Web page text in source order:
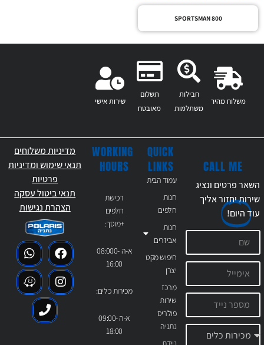
SPORTSMAN 800
משלוח מהיר
חבילות
משתלמות
תשלום
מאובטח
שירות אישי
QUICK
LINKS
עמוד הבית
חנות
חלפים
חנות
אביזרים
חיפוש מקט
יצרן
מרכז
שירות
פולריס
נתניה
WORKING
HOURS
רכישת
חלפים
+מוסך:
א-ה 08:000-
16:00
מכירות כלים:
א-ה 09:00-
18:00
CALL ME
השאר פרטים ונציג
שירות יחזור אליך
עודהיום!
מדיניות משלוחים
תנאי שימוש ומדיניות
פרטיות
תנאי ביטול עסקה
הצהרת נגישות